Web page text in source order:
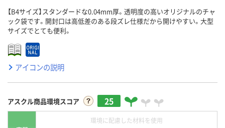
【B4サイズ】スタンダードな0.04mm厚。透明度の高いオリジナルのチャ
ック袋です。開封口は高低差のある段ズレ仕様だから開けやすい。大型
サイズでとても便利。
アイコンの説明
アスクル商品環境スコア 25
環境に配慮した材料を使用